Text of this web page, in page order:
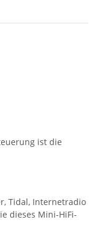
ist die
Tidal, Internetradio
dieses Mini-HiFi-